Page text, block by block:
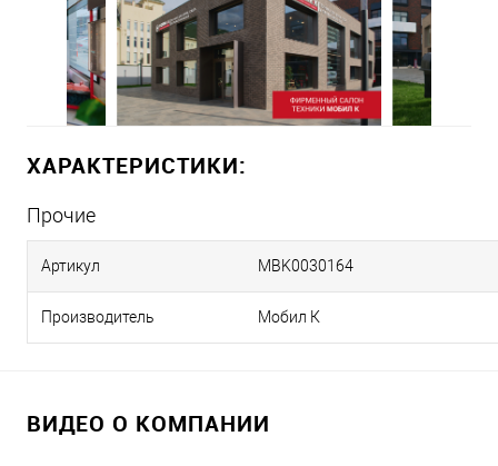
ХАРАКТЕРИСТИКИ:
Прочие
Артикул MBK0030164
Производитель Мобил К
ВИДЕО О КОМПАНИИ